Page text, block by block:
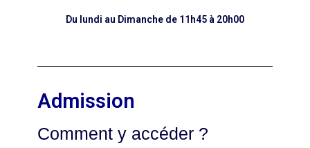
Du lundi au Dimanche de 11h45 à 20h00
Admission
Comment y accéder ?